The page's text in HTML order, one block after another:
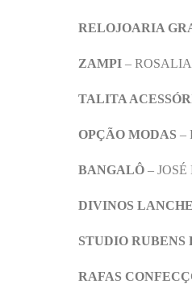
RELOJOARIA
ZAMPI –
TALITA
OPÇÃO MODAS –
BANGALÔ –
DIVINOS
STUDIO RUBENS
RAFAS